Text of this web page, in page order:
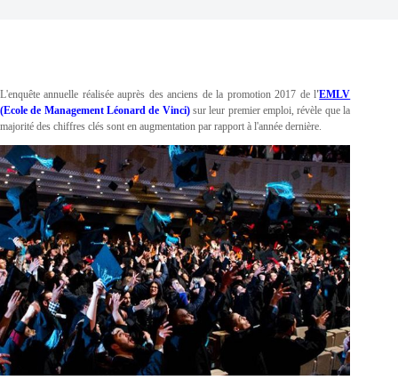
L'enquête annuelle réalisée auprès des anciens de la promotion 2017 de l'EMLV
(Ecole de Management Léonard de Vinci) sur leur premier emploi, révèle que la
majorité des chiffres clés sont en augmentation par rapport à l'année dernière.